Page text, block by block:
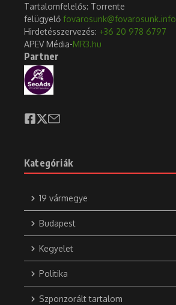
Tartalomfelelős: Torrente
felügyelő fovarosunk@fovarosunk.info
Hirdetésszervezés: +36 20 978 6797
APEV Média-MR3.hu
Partner
Kategóriák
19 vármegye
Budapest
Kegyelet
Politika
Szponzorált tartalom